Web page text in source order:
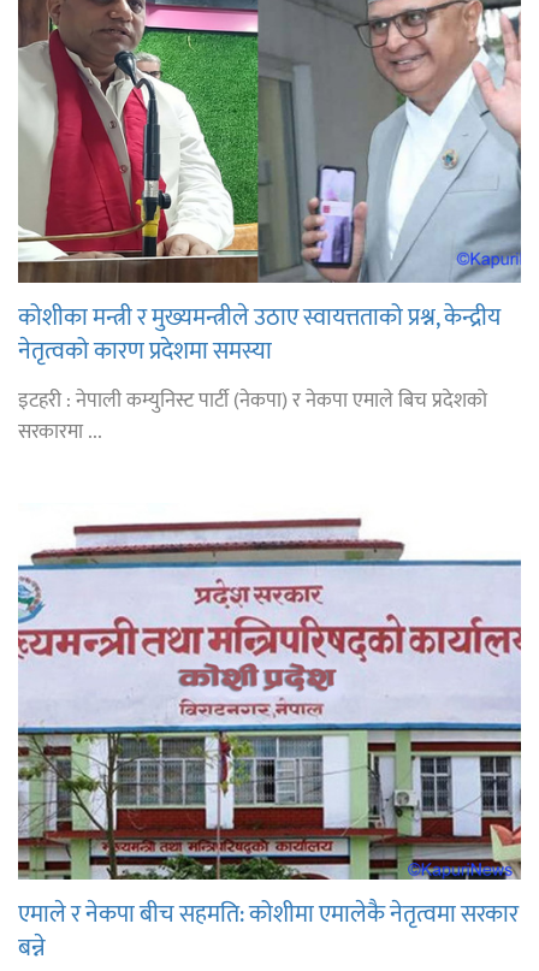
कोशीका मन्त्री र मुख्यमन्त्रीले उठाए स्वायत्तताको प्रश्न, केन्द्रीय
नेतृत्वको कारण प्रदेशमा समस्या
इटहरी : नेपाली कम्युनिस्ट पार्टी (नेकपा) र नेकपा एमाले बिच प्रदेशको
सरकारमा ...
एमाले र नेकपा बीच सहमति: कोशीमा एमालेकै नेतृत्वमा सरकार
बन्ने